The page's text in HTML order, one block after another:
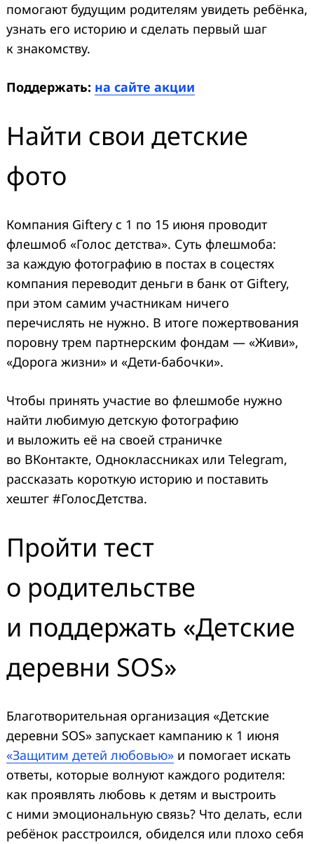
помогают будущим родителям увидеть ребёнка,
узнать его историю и сделать первый шаг
к знакомству.
Поддержать: на сайте акции
Найти свои детские
фото
Компания Giftery с 1 по 15 июня проводит
флешмоб «Голос детства». Суть флешмоба:
за каждую фотографию в постах в соцестях
компания переводит деньги в банк от Giftery,
при этом самим участникам ничего
перечислять не нужно. В итоге пожертвования
поровну трем партнерским фондам — «Живи»,
«Дорога жизни» и «Дети-бабочки».
Чтобы принять участие во флешмобе нужно
найти любимую детскую фотографию
и выложить её на своей страничке
во ВКонтакте, Одноклассниках или Telegram,
рассказать короткую историю и поставить
хештег #ГолосДетства.
Пройти тест
о родительстве
и поддержать «Детские
деревни SOS»
Благотворительная организация «Детские
деревни SOS» запускает кампанию к 1 июня
«Защитим детей любовью» и помогает искать
ответы, которые волнуют каждого родителя:
как проявлять любовь к детям и выстроить
с ними эмоциональную связь? Что делать, если
ребёнок расстроился, обиделся или плохо себя